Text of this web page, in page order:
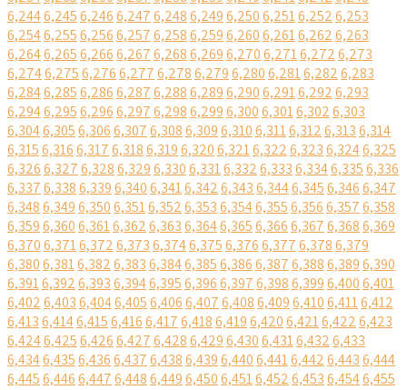
6,2446,2456,2466,2476,2486,2496,2506,2516,2526,253
6,2546,2556,2566,2576,2586,2596,2606,2616,2626,263
6,2646,2656,2666,2676,2686,2696,2706,2716,2726,273
6,2746,2756,2766,2776,2786,2796,2806,2816,2826,283
6,2846,2856,2866,2876,2886,2896,2906,2916,2926,293
6,2946,2956,2966,2976,2986,2996,3006,3016,3026,303
6,3046,3056,3066,3076,3086,3096,3106,3116,3126,3136,314
6,3156,3166,3176,3186,3196,3206,3216,3226,3236,3246,325
6,3266,3276,3286,3296,3306,3316,3326,3336,3346,3356,336
6,3376,3386,3396,3406,3416,3426,3436,3446,3456,3466,347
6,3486,3496,3506,3516,3526,3536,3546,3556,3566,3576,358
6,3596,3606,3616,3626,3636,3646,3656,3666,3676,3686,369
6,3706,3716,3726,3736,3746,3756,3766,3776,3786,379
6,3806,3816,3826,3836,3846,3856,3866,3876,3886,3896,390
6,3916,3926,3936,3946,3956,3966,3976,3986,3996,4006,401
6,4026,4036,4046,4056,4066,4076,4086,4096,4106,4116,412
6,4136,4146,4156,4166,4176,4186,4196,4206,4216,4226,423
6,4246,4256,4266,4276,4286,4296,4306,4316,4326,433
6,4346,4356,4366,4376,4386,4396,4406,4416,4426,4436,444
6,4456,4466,4476,4486,4496,4506,4516,4526,4536,4546,455